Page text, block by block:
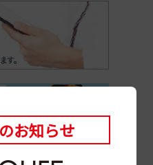
お知らせ